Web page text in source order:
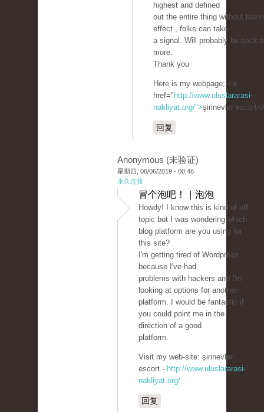
highest and defined
out the entire thing without
effect , folks can take
a signal. Will probably be back
more.
Thank you
Here is my webpage; <a
href=" http://www.uluslararasi-
nakliyat.org/">şirinevler
回复
Anonymous (未验证)
星期四, 06/06/2019 - 00:46
永久连接
冒个泡吧！ | 泡泡
Howdy! I know this is kind of off
topic but I was wondering which
blog platform are you using for
this site?
I'm getting tired of Wordpress
because I've had
problems with hackers and I'm
looking at options for another
platform. I would be fantastic if
you could point me in the
direction of a good
platform.
Visit my web-site: şirinevler
escort - http://www.uluslararasi-
nakliyat.org/
回复